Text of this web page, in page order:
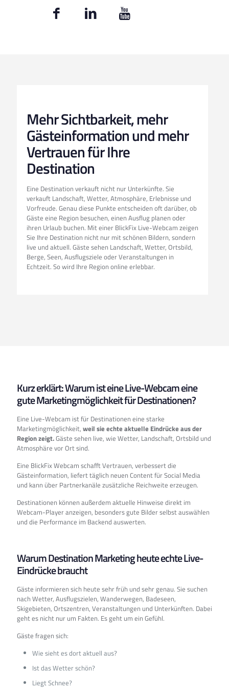
Mehr Sichtbarkeit, mehr
Gästeinformation und mehr
Vertrauen für Ihre
Destination
Eine Destination verkauft nicht nur Unterkünfte. Sie
verkauft Landschaft, Wetter, Atmosphäre, Erlebnisse und
Vorfreude. Genau diese Punkte entscheiden oft darüber, ob
Gäste eine Region besuchen, einen Ausflug planen oder
ihren Urlaub buchen. Mit einer BlickFix Live-Webcam zeigen
Sie Ihre Destination nicht nur mit schönen Bildern, sondern
live und aktuell. Gäste sehen Landschaft, Wetter, Ortsbild,
Berge, Seen, Ausflugsziele oder Veranstaltungen in
Echtzeit. So wird Ihre Region online erlebbar.
Kurz erklärt: Warum ist eine Live-Webcam eine
gute Marketingmöglichkeit für Destinationen?
Eine Live-Webcam ist für Destinationen eine starke
Marketingmöglichkeit, weil sie echte aktuelle Eindrücke aus der
Region zeigt.Gäste sehen live, wie Wetter, Landschaft, Ortsbild und
Atmosphäre vor Ort sind.
Eine BlickFix Webcam schafft Vertrauen, verbessert die
Gästeinformation, liefert täglich neuen Content für Social Media
und kann über Partnerkanäle zusätzliche Reichweite erzeugen.
Destinationen können außerdem aktuelle Hinweise direkt im
Webcam-Player anzeigen, besonders gute Bilder selbst auswählen
und die Performance im Backend auswerten.
Warum Destination Marketing heute echte Live-
Eindrücke braucht
Gäste informieren sich heute sehr früh und sehr genau. Sie suchen
nach Wetter, Ausflugszielen, Wanderwegen, Badeseen,
Skigebieten, Ortszentren, Veranstaltungen und Unterkünften. Dabei
geht es nicht nur um Fakten. Es geht um ein Gefühl.
Gäste fragen sich:
Wie sieht es dort aktuell aus?
Ist das Wetter schön?
Liegt Schnee?